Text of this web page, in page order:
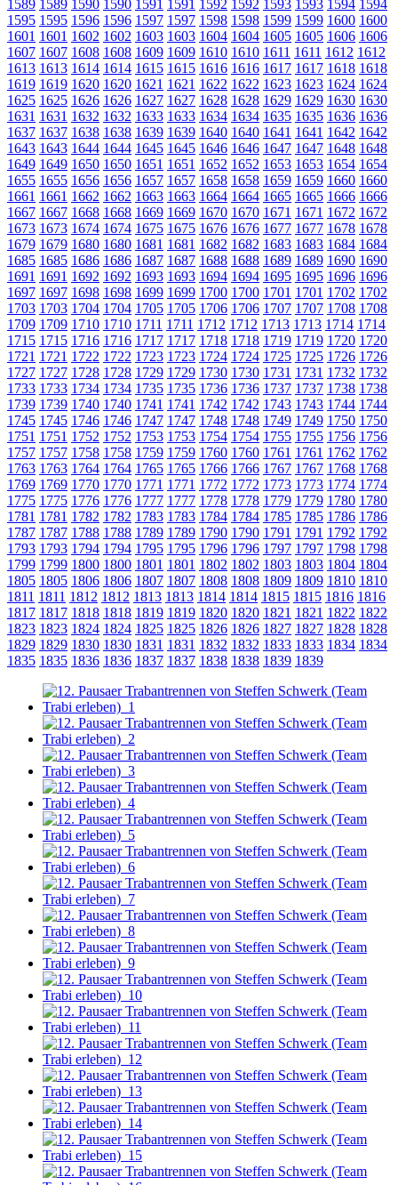
1589 1589 1590 1590 1591 1591 1592 1592 1593 1593 1594 1594
1595 1595 1596 1596 1597 1597 1598 1598 1599 1599 1600 1600
1601 1601 1602 1602 1603 1603 1604 1604 1605 1605 1606 1606
1607 1607 1608 1608 1609 1609 1610 1610 1611 1611 1612 1612
1613 1613 1614 1614 1615 1615 1616 1616 1617 1617 1618 1618
1619 1619 1620 1620 1621 1621 1622 1622 1623 1623 1624 1624
1625 1625 1626 1626 1627 1627 1628 1628 1629 1629 1630 1630
1631 1631 1632 1632 1633 1633 1634 1634 1635 1635 1636 1636
1637 1637 1638 1638 1639 1639 1640 1640 1641 1641 1642 1642
1643 1643 1644 1644 1645 1645 1646 1646 1647 1647 1648 1648
1649 1649 1650 1650 1651 1651 1652 1652 1653 1653 1654 1654
1655 1655 1656 1656 1657 1657 1658 1658 1659 1659 1660 1660
1661 1661 1662 1662 1663 1663 1664 1664 1665 1665 1666 1666
1667 1667 1668 1668 1669 1669 1670 1670 1671 1671 1672 1672
1673 1673 1674 1674 1675 1675 1676 1676 1677 1677 1678 1678
1679 1679 1680 1680 1681 1681 1682 1682 1683 1683 1684 1684
1685 1685 1686 1686 1687 1687 1688 1688 1689 1689 1690 1690
1691 1691 1692 1692 1693 1693 1694 1694 1695 1695 1696 1696
1697 1697 1698 1698 1699 1699 1700 1700 1701 1701 1702 1702
1703 1703 1704 1704 1705 1705 1706 1706 1707 1707 1708 1708
1709 1709 1710 1710 1711 1711 1712 1712 1713 1713 1714 1714
1715 1715 1716 1716 1717 1717 1718 1718 1719 1719 1720 1720
1721 1721 1722 1722 1723 1723 1724 1724 1725 1725 1726 1726
1727 1727 1728 1728 1729 1729 1730 1730 1731 1731 1732 1732
1733 1733 1734 1734 1735 1735 1736 1736 1737 1737 1738 1738
1739 1739 1740 1740 1741 1741 1742 1742 1743 1743 1744 1744
1745 1745 1746 1746 1747 1747 1748 1748 1749 1749 1750 1750
1751 1751 1752 1752 1753 1753 1754 1754 1755 1755 1756 1756
1757 1757 1758 1758 1759 1759 1760 1760 1761 1761 1762 1762
1763 1763 1764 1764 1765 1765 1766 1766 1767 1767 1768 1768
1769 1769 1770 1770 1771 1771 1772 1772 1773 1773 1774 1774
1775 1775 1776 1776 1777 1777 1778 1778 1779 1779 1780 1780
1781 1781 1782 1782 1783 1783 1784 1784 1785 1785 1786 1786
1787 1787 1788 1788 1789 1789 1790 1790 1791 1791 1792 1792
1793 1793 1794 1794 1795 1795 1796 1796 1797 1797 1798 1798
1799 1799 1800 1800 1801 1801 1802 1802 1803 1803 1804 1804
1805 1805 1806 1806 1807 1807 1808 1808 1809 1809 1810 1810
1811 1811 1812 1812 1813 1813 1814 1814 1815 1815 1816 1816
1817 1817 1818 1818 1819 1819 1820 1820 1821 1821 1822 1822
1823 1823 1824 1824 1825 1825 1826 1826 1827 1827 1828 1828
1829 1829 1830 1830 1831 1831 1832 1832 1833 1833 1834 1834
1835 1835 1836 1836 1837 1837 1838 1838 1839 1839